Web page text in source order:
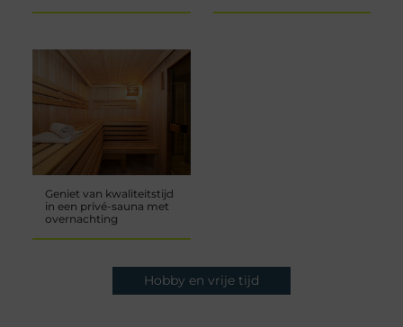
Geniet van kwaliteitstijd
in een privé-sauna met
overnachting
Hobby en vrije tijd